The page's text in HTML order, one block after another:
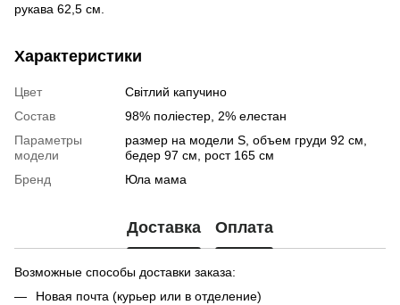
рукава 62,5 см.
Характеристики
Цвет
Світлий капучино
Состав
98% поліестер, 2% елестан
Параметры
модели
размер на модели S, объем груди 92 см,
бедер 97 см, рост 165 см
Бренд
Юла мама
Доставка Оплата
Возможные способы доставки заказа:
Новая почта (курьер или в отделение)